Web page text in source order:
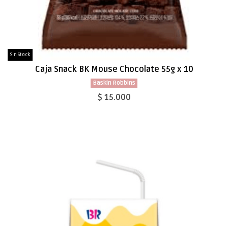
Sin Stock
Caja Snack BK Mouse Chocolate 55g x 10
Baskin Robbins
$ 15.000